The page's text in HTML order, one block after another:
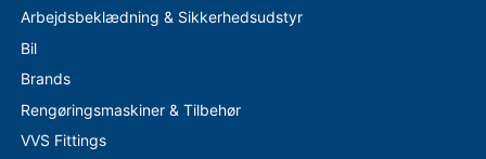
Arbejdsbeklædning & Sikkerhedsudstyr
Bil
Brands
Rengøringsmaskiner & Tilbehør
VVS Fittings